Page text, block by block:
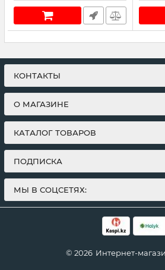
КОНТАКТЫ
О МАГАЗИНЕ
КАТАЛОГ ТОВАРОВ
ПОДПИСКА
МЫ В СОЦСЕТЯХ:
© 2026 Интернет-